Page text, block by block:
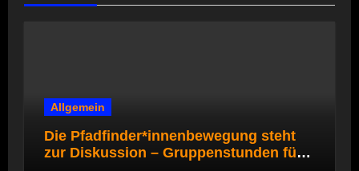
Allgemein
Die Pfadfinder*innenbewegung steht
zur Diskussion – Gruppenstunden für